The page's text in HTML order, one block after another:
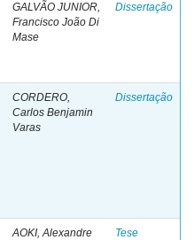
GALVÃO JUNIOR,
Francisco João Di
Mase
Dissertação
CORDERO,
Carlos Benjamin
Varas
Dissertação
AOKI, Alexandre
Tese